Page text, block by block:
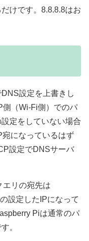
けです。8.8.8.8はお
設定を上書きし
側（Wi-Fi側）でのパ
定をしていない場合
になっているはず
設定でDNSサーバ
エリの宛先は
設定したIPになって
Piは通常のパ
。